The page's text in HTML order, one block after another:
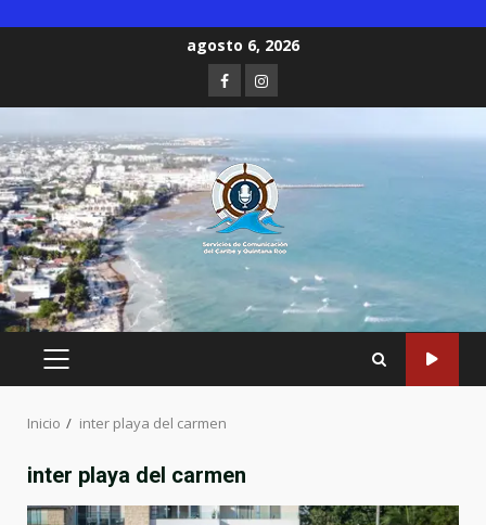
agosto 6, 2026
FacebookInstagram
MENÚ
Inicio inter playa del carmen
inter playa del carmen